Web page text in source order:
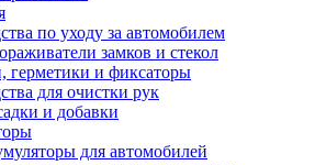
по уходу за автомобилем
замков и стекол
герметики и фиксаторы
для очистки рук
и добавки
для автомобилей